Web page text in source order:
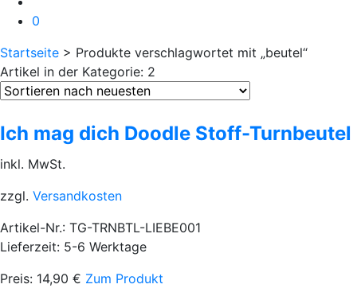
0
Startseite > Produkte verschlagwortet mit „beutel“
Artikel in der Kategorie: 2
Ich mag dich Doodle Stoff-Turnbeutel
inkl. MwSt.
zzgl. Versandkosten
Artikel-Nr.: TG-TRNBTL-LIEBE001
Lieferzeit: 5-6 Werktage
Preis: 14,90 € Zum Produkt